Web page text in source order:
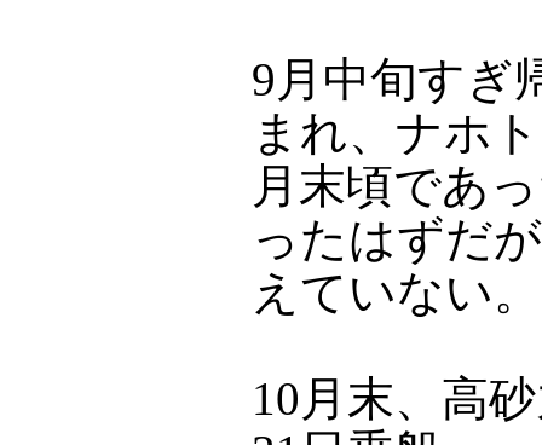
9月中旬すぎ
まれ、ナホ
月末頃であ
ったはずだ
えていない。
10月末、高